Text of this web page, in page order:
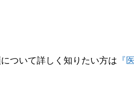
ついて詳しく知りたい方は 『